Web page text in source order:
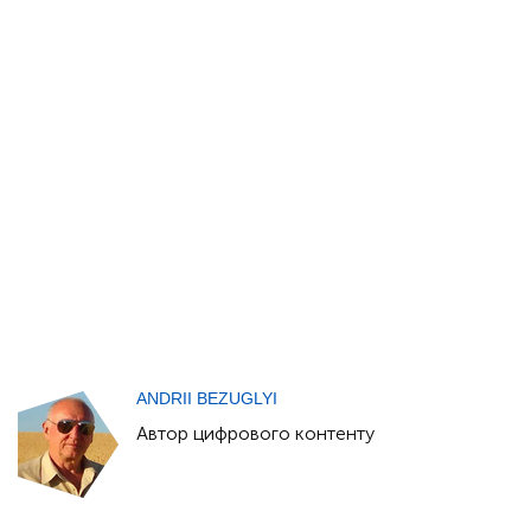
ANDRII BEZUGLYI
Автор цифрового контенту